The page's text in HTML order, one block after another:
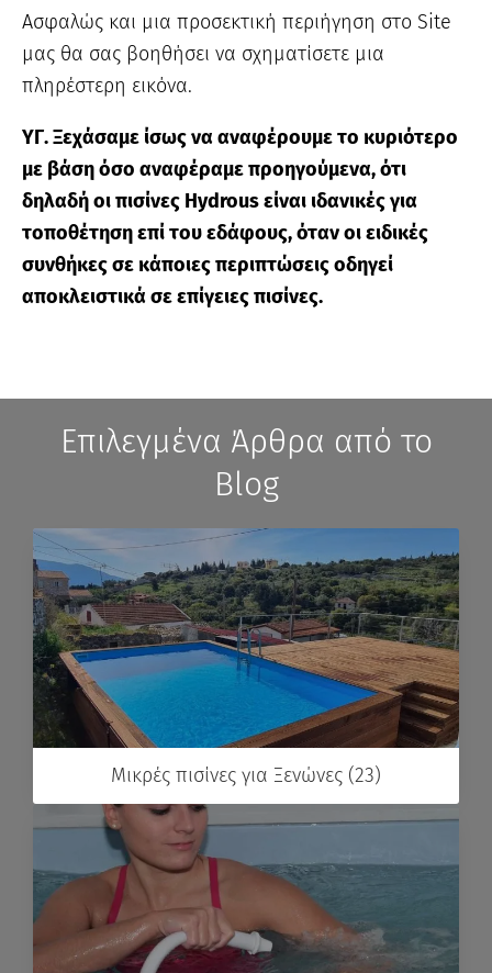
Ασφαλώς και μια προσεκτική περιήγηση στο Site
μας θα σας βοηθήσει να σχηματίσετε μια
πληρέστερη εικόνα.
ΥΓ. Ξεχάσαμε ίσως να αναφέρουμε το κυριότερο
με βάση όσο αναφέραμε προηγούμενα, ότι
δηλαδή οι πισίνες Hydrous είναι ιδανικές για
τοποθέτηση επί του εδάφους, όταν οι ειδικές
συνθήκες σε κάποιες περιπτώσεις οδηγεί
αποκλειστικά σε επίγειες πισίνες.
Επιλεγμένα Άρθρα από το
Blog
Μικρές πισίνες για Ξενώνες (23)